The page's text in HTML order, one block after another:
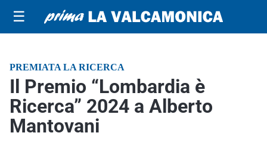
☰
PREMIATA LA RICERCA
Il Premio “Lombardia è
Ricerca” 2024 a Alberto
Mantovani